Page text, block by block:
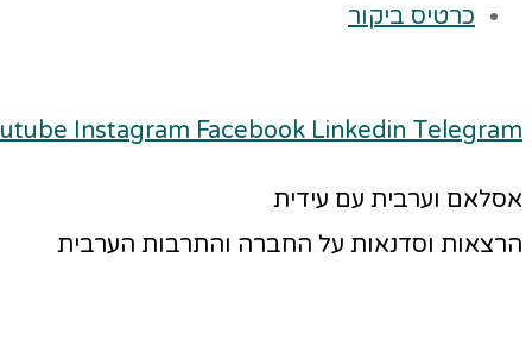
כרטיס ביקור
Instagram Facebook Linkedin Telegram
אסלאם וערבית עם עידית
הרצאות וסדנאות על החברה והתרבות הערבית